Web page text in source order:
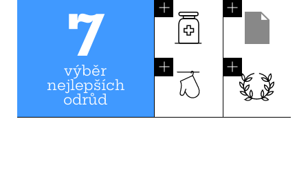
7
výběr
nejlepších
odrůd